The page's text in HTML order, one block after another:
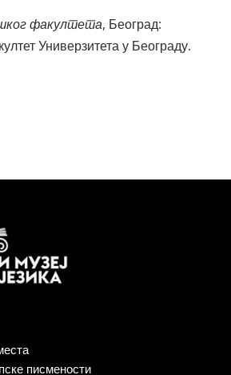
факултета, Београд:
Универзитета у Београду.
писмености